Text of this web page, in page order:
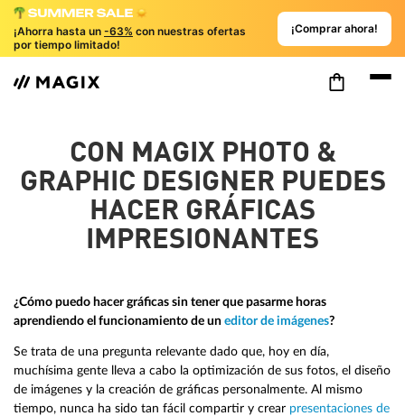
¡Ahorra hasta un -63% con nuestras ofertas
por tiempo limitado!
¡Comprar ahora!
CON MAGIX PHOTO &
GRAPHIC DESIGNER PUEDES
HACER GRÁFICAS
IMPRESIONANTES
¿Cómo puedo hacer gráficas sin tener que pasarme horas
aprendiendo el funcionamiento de un editor de imágenes?
Se trata de una pregunta relevante dado que, hoy en día,
muchísima gente lleva a cabo la optimización de sus fotos, el diseño
de imágenes y la creación de gráficas personalmente. Al mismo
tiempo, nunca ha sido tan fácil compartir y crear presentaciones de